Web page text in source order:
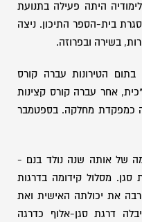
היתה פעילה בתנועת
בית-הספר התיכון. ניצה
בשירה ובפרוזה.
גויסה לצה"ל בנובמבר 1968. בתום הטירונות עברה קורס
אחר עברה קורס קצינות
כמפקדת מחלקה. בספטמבר
ובסיומה של אותה שנה נולד בנם -
סגן. מסלול קידומה בדרגות
את יכולתה האישית ואת
מפקדיה. בשנת 1982 קיבלה דרגת סגן-אלוף כדרגה